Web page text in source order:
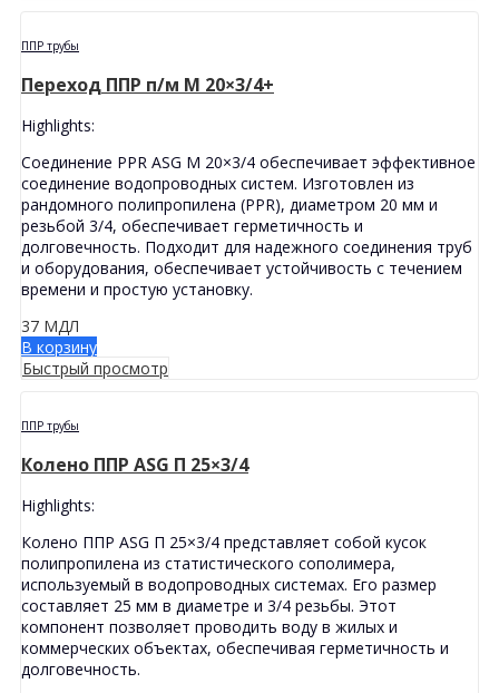
ППР трубы
Переход ППР п/м M 20×3/4+
Highlights:
Соединение PPR ASG M 20×3/4 обеспечивает эффективное
соединение водопроводных систем. Изготовлен из
рандомного полипропилена (PPR), диаметром 20 мм и
резьбой 3/4, обеспечивает герметичность и
долговечность. Подходит для надежного соединения труб
и оборудования, обеспечивает устойчивость с течением
времени и простую установку.
37 МДЛ
В корзину
Быстрый просмотр
ППР трубы
Колено ППР ASG П 25×3/4
Highlights:
Колено ППР ASG П 25×3/4 представляет собой кусок
полипропилена из статистического сополимера,
используемый в водопроводных системах. Его размер
составляет 25 мм в диаметре и 3/4 резьбы. Этот
компонент позволяет проводить воду в жилых и
коммерческих объектах, обеспечивая герметичность и
долговечность.